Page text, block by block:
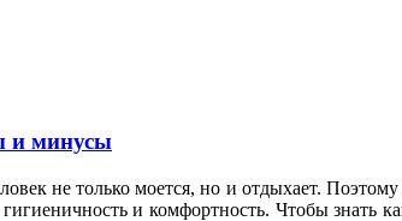
и минусы
не только моется, но и отдыхает.
и комфортность. Чтобы знать